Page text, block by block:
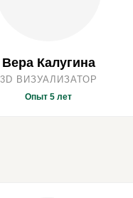
Вера Калугина
3D ВИЗУАЛИЗАТОР
Опыт 5 лет